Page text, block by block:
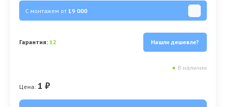
С монтажем от19 000
Гарантия:12 Нашли дешевле?
● В наличии
Цена: 1 ₽